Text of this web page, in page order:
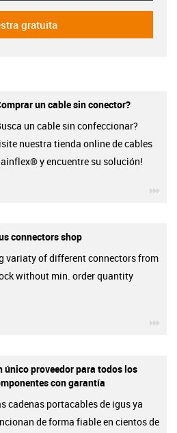
gratuita
un cable sin conector?
un cable sin confeccionar?
nuestra tienda online de cables
y encuentre su solución!
connectors shop
variaty of different connectors from
without min. order quantity
único proveedor para todos los
con garantía
cadenas portacables de igus ya
de forma fiable en cientos de